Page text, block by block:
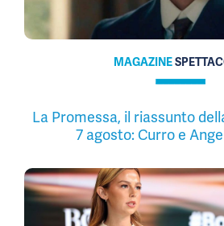
MAGAZINE
La Promessa, il riassunto
7 agosto: Curro e